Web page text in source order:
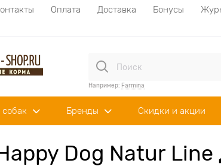
Оплата Доставка Бонусы
Например: Farmina
собак Бренды Скидки и акции
Dog Natur